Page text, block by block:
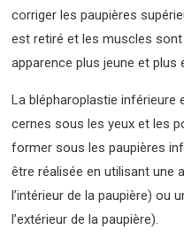
corriger les paupières
est retiré et les muscles
apparence plus jeune et plus
La blépharoplastie inférieure
cernes sous les yeux et les
former sous les paupières
être réalisée en utilisant une
l’intérieur de la paupière) ou
l’extérieur de la paupière).